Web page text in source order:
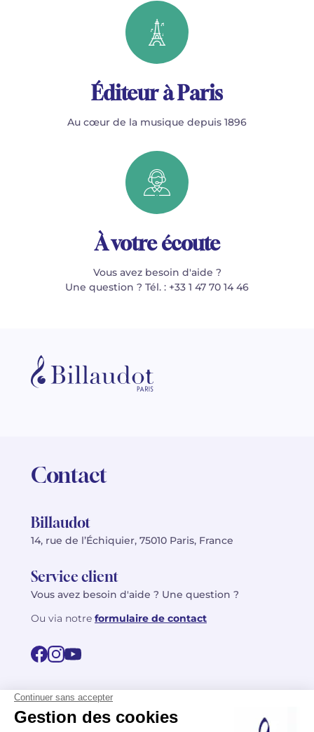
Éditeur à Paris
Au cœur de la musique depuis 1896
À votre écoute
Vous avez besoin d'aide ?
Une question ? Tél. : +33 1 47 70 14 46
Contact
Billaudot
14, rue de l’Échiquier, 75010 Paris, France
Service client
Vous avez besoin d'aide ? Une question ?
Ou via notre formulaire de contact
© 2026 Billaudot Paris. Tous droits réservés